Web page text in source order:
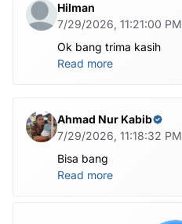
Hilman
7/29/2026, 11:21:00 PM
Ok bang trima kasih
Read more
Ahmad Nur Kabib
7/29/2026, 11:18:32 PM
Bisa bang
Read more